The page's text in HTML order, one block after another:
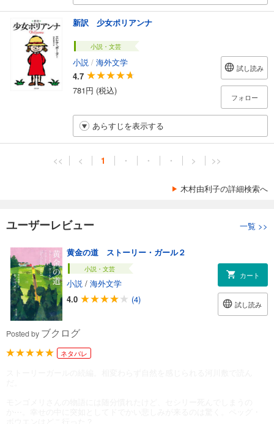
新訳 少女ポリアンナ
小説・文芸
小説 / 海外文学
4.7
781円 (税込)
試し読み
フォロー
あらすじを表示する
<< < 1 ・ ・ ・ > >>
木村由利子の詳細検索へ
ユーザーレビュー 一覧 >>
黄金の道 ストーリー・ガール２
小説・文芸
小説 / 海外文学
4.0
(4)
カート
試し読み
Posted by ブクログ
ネタバレ